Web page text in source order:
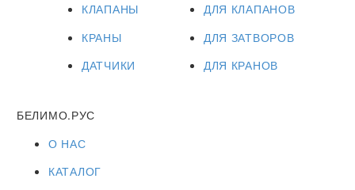
КЛАПАНЫ
КРАНЫ
ДАТЧИКИ
ДЛЯ КЛАПАНОВ
ДЛЯ ЗАТВОРОВ
ДЛЯ КРАНОВ
БЕЛИМО.РУС
О НАС
КАТАЛОГ